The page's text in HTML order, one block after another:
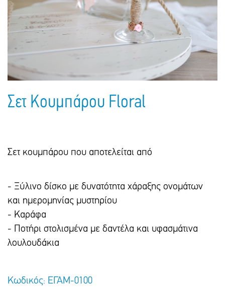
Πακέτα Δώρων
Σακούλες
Τσάντες - Ποδιές - Ομπρέλες
Βιβλία
Παιδικό Πάρτι
Παιδικά Είδη
Ημερολόγια - Ατζέντες
Γραφική Ύλη
Είδη Γραφείου
Τετράδια - Φάκελοι
Σετ Κουμπάρου Floral
Σετ κουμπάρου που αποτελείται από
- Ξύλινο δίσκο με δυνατότητα χάραξης ονομάτων
και ημερομηνίας μυστηρίου
- Καράφα
- Ποτήρι στολισμένα με δαντέλα και υφασμάτινα
λουλουδάκια
Κωδικός: ΕΓΑΜ-0100